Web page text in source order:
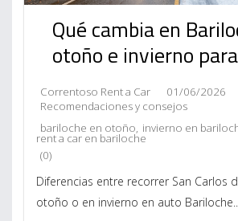
Qué cambia en
otoño e invierno
Correntoso Rent a Car
01/06/2026
Recomendaciones y consejos
bariloche en otoño, invierno en
rent a car en bariloche
(0)
Diferencias entre recorrer San Carlos
otoño o en invierno en auto